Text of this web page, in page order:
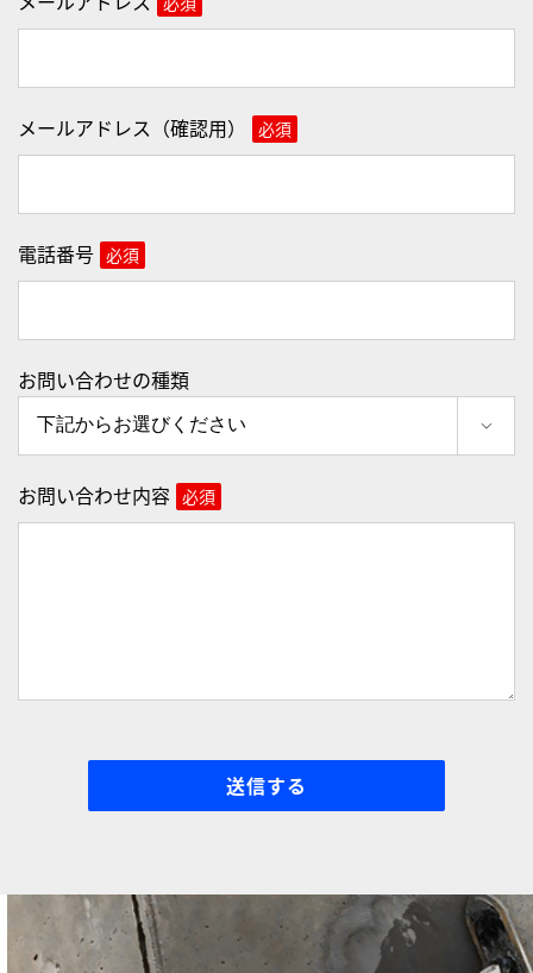
メールアドレス（確認用） 必須
電話番号 必須
お問い合わせの種類

お問い合わせ内容 必須